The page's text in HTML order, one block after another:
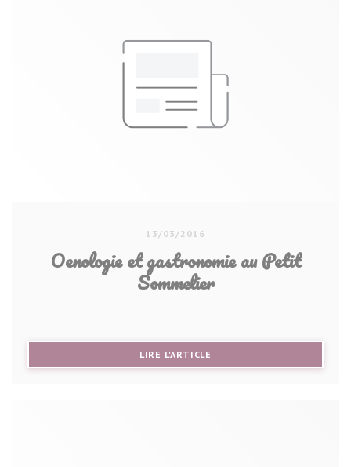
13/03/2016
Oenologie et gastronomie au Petit
Sommelier
LIRE L'ARTICLE